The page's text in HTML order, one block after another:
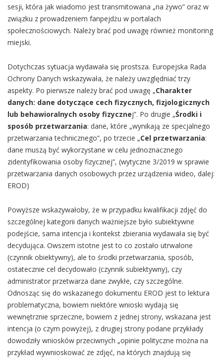
sesji, która jak wiadomo jest transmitowana „na żywo” oraz w
związku z prowadzeniem fanpejdżu w portalach
społecznościowych. Należy brać pod uwagę również monitoring
miejski.
Dotychczas sytuacja wydawała się prostsza. Europejska Rada
Ochrony Danych wskazywała, że należy uwzględniać trzy
aspekty. Po pierwsze należy brać pod uwagę „Charakter
danych: dane dotyczące cech fizycznych, fizjologicznych
lub behawioralnych osoby fizycznej”. Po drugie „Środki i
sposób przetwarzania: dane, które „wynikają ze specjalnego
przetwarzania technicznego”, po trzecie „Cel przetwarzania:
dane muszą być wykorzystane w celu jednoznacznego
zidentyfikowania osoby fizycznej”, (wytyczne 3/2019 w sprawie
przetwarzania danych osobowych przez urządzenia wideo, dalej:
EROD)
Powyższe wskazywałoby, że w przypadku kwalifikacji zdjęć do
szczególnej kategorii danych ważniejsze było subiektywne
podejście, sama intencja i kontekst zbierania wydawała się być
decydująca. Owszem istotne jest to co zostało utrwalone
(czynnik obiektywny), ale to środki przetwarzania, sposób,
ostatecznie cel decydowało (czynnik subiektywny), czy
administrator przetwarza dane zwykłe, czy szczególne.
Odnosząc się do wskazanego dokumentu EROD jest to lektura
problematyczna, bowiem niektóre wnioski wydają się
wewnętrznie sprzeczne, bowiem z jednej strony, wskazana jest
intencja (o czym powyżej), z drugiej strony podane przykłady
dowodziły wniosków przeciwnych „opinie polityczne można na
przykład wywnioskować ze zdjęć, na których znajdują się